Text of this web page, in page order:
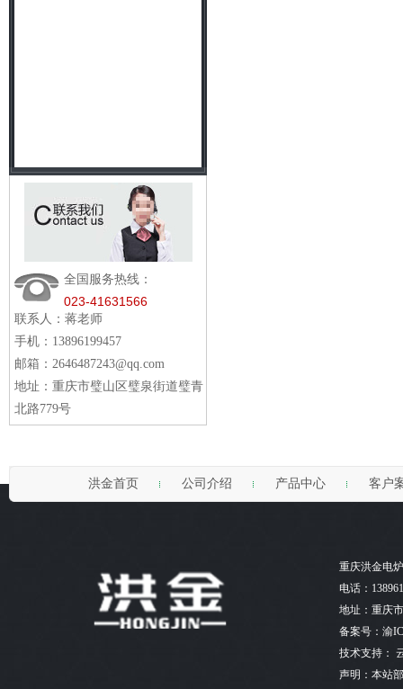
全国服务热线：
023-41631566
联系人：蒋老师
手机：13896199457
邮箱：2646487243@qq.com
地址：重庆市璧山区璧泉街道璧青
北路779号
洪金首页 公司介绍 产品中心 客户
重庆洪金电
电话：
地址：重庆
备案号：渝
技术支持：
声明：本站